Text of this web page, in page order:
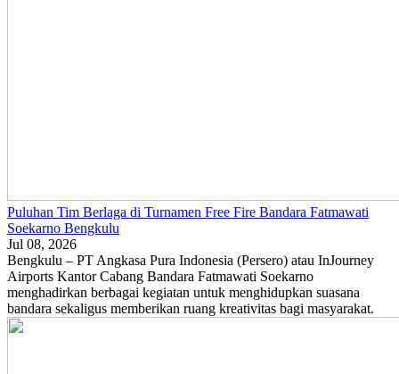
Puluhan Tim Berlaga di Turnamen Free Fire Bandara Fatmawati
Soekarno Bengkulu
Jul 08, 2026
Bengkulu – PT Angkasa Pura Indonesia (Persero) atau InJourney
Airports Kantor Cabang Bandara Fatmawati Soekarno
menghadirkan berbagai kegiatan untuk menghidupkan suasana
bandara sekaligus memberikan ruang kreativitas bagi masyarakat.